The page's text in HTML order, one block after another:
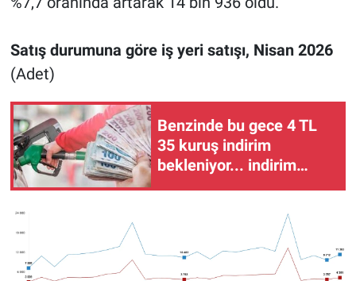
Satış durumuna göre iş yeri satışı, Nisan 2026
(Adet)
Benzinde bu gece 4 TL
35 kuruş indirim
bekleniyor... indirim